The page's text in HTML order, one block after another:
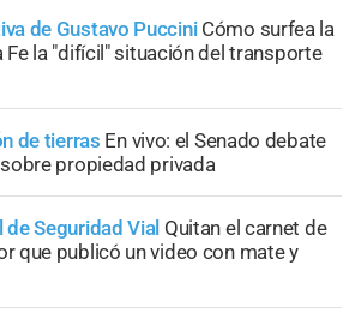
de Gustavo Puccini Cómo surfea la
Fe la "difícil" situación del transporte
de tierras En vivo: el Senado debate
propiedad privada
Seguridad Vial Quitan el carnet de
que publicó un video con mate y